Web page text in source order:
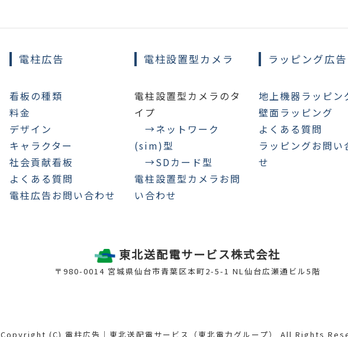
電柱広告
看板の種類
料金
デザイン
キャラクター
社会貢献看板
よくある質問
電柱広告お問い合わせ
電柱設置型カメラ
電柱設置型カメラのタ
イプ
→ネットワーク
(sim)型
→SDカード型
電柱設置型カメラお問
い合わせ
ラッピング広告
地上機器ラッピン
壁面ラッピング
よくある質問
ラッピングお問い
せ
東北送配電サービス株式会社
〒980-0014 宮城県仙台市青葉区本町2-5-1 NL仙台広瀬通ビル5階
Copyright (C) 電柱広告｜東北送配電サービス（東北電力グループ） All Rights